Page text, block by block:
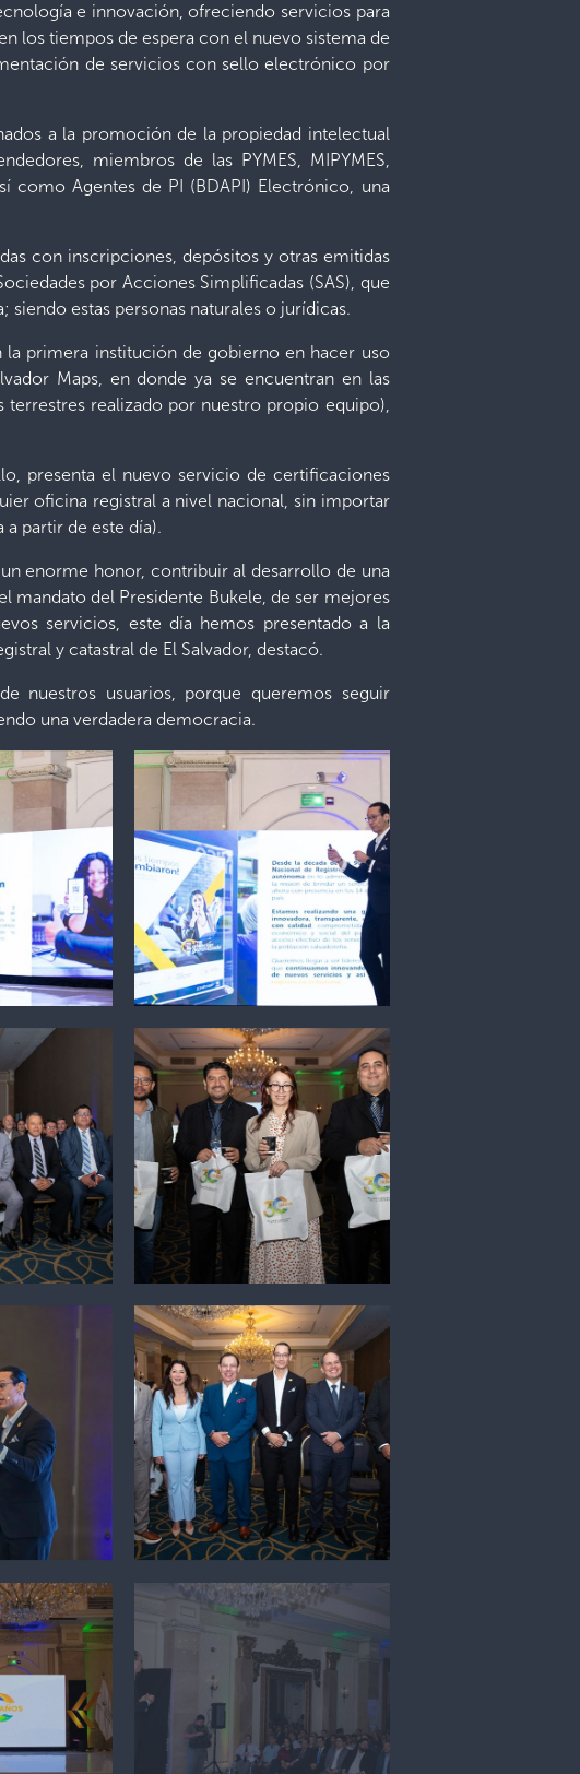
e innovación, ofreciendo servicios para
los tiempos de espera con el nuevo sistema de
de servicios con sello electrónico por
a la promoción de la propiedad intelectual
miembros de las PYMES, MIPYMES,
como Agentes de PI (BDAPI) Electrónico, una
con inscripciones, depósitos y otras emitidas
por Acciones Simplificadas (SAS), que
estas personas naturales o jurídicas.
primera institución de gobierno en hacer uso
Maps, en donde ya se encuentran en las
realizado por nuestro propio equipo),
presenta el nuevo servicio de certificaciones
oficina registral a nivel nacional, sin importar
partir de este día).
enorme honor, contribuir al desarrollo de una
mandato del Presidente Bukele, de ser mejores
servicios, este día hemos presentado a la
y catastral de El Salvador, destacó.
nuestros usuarios, porque queremos seguir
una verdadera democracia.